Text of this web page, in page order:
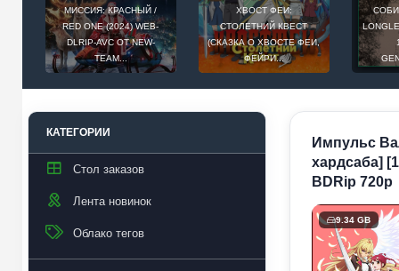
МИССИЯ: КРАСНЫЙ /
RED ONE (2024) WEB-
DLRIP-AVC ОТ NEW-
TEAM...
ХВОСТ ФЕИ:
СТОЛЕТНИЙ КВЕСТ
(СКАЗКА О ХВОСТЕ ФЕИ,
ФЕЙРИ...
КАТЕГОРИИ
Стол заказов
Лента новинок
Облако тегов
Импульс
хардсаба]
BDRip 720p
9.34 GB